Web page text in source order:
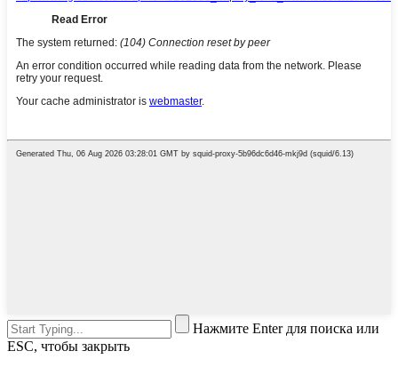
Нажмите Enter для поиска или
ESC, чтобы закрыть